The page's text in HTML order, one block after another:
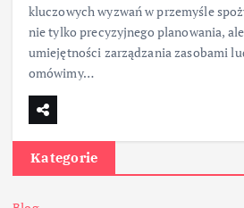
kluczowych wyzwań w przemyśle
nie tylko precyzyjnego planowania,
umiejętności zarządzania zasobami
omówimy…
Kategorie